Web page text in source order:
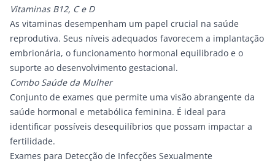
Vitaminas B12, C e D
As vitaminas desempenham um papel crucial na saúde
reprodutiva. Seus níveis adequados favorecem a implantação
embrionária, o funcionamento hormonal equilibrado e o
suporte ao desenvolvimento gestacional.
Combo Saúde da Mulher
Conjunto de exames que permite uma visão abrangente da
saúde hormonal e metabólica feminina. É ideal para
identificar possíveis desequilíbrios que possam impactar a
fertilidade.
Exames para Detecção de Infecções Sexualmente